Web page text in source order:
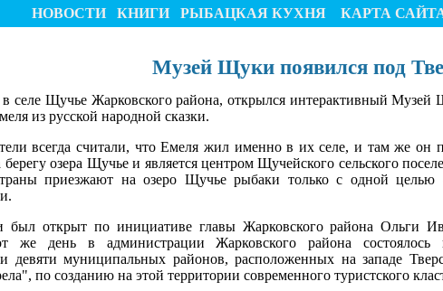
НОВОСТИ КНИГИ РЫБАЦКАЯ КУХНЯ КАРТА
Музей Щуки появился под
селе Щучье Жарковского района, открылся интерактивный
из русской народной сказки.
всегда считали, что Емеля жил именно в их селе, и там же он
озера Щучье и является центром Щучейского сельского
приезжают на озеро Щучье рыбаки только с одной целью
открыт по инициативе главы Жарковского района Ольги
же день в администрации Жарковского района состоялось
девяти муниципальных районов, расположенных на западе
по созданию на этой территории современного туристского